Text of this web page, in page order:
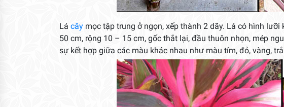
Lá cây mọc tập trung ở ngọn, xếp thành 2 dãy. Lá có hình
50 cm, rộng 10 – 15 cm, gốc thắt lại, đầu thuôn nhọn, mép
sự kết hợp giữa các màu khác nhau như màu tím, đỏ, vàng,